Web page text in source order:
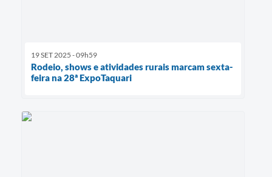
19 SET 2025 - 09h59
Rodeio, shows e atividades rurais marcam sexta-
feira na 28ª ExpoTaquari